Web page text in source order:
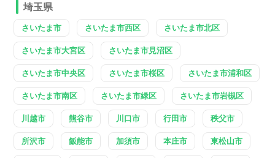
埼玉県
さいたま市 さいたま市西区 さいたま市北区
さいたま市大宮区 さいたま市見沼区
さいたま市中央区 さいたま市桜区 さいたま市浦和区
さいたま市南区 さいたま市緑区 さいたま市岩槻区
川越市 熊谷市 川口市 行田市 秩父市
所沢市 飯能市 加須市 本庄市 東松山市